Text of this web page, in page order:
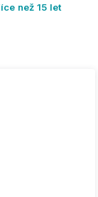
než 15 let